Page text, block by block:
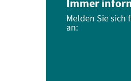
Melden Sie sich
an: